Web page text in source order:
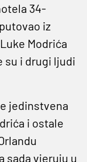
34-
iz
Modrića
su i drugi ljudi
jedinstvena
i ostale
sada vjeruju u